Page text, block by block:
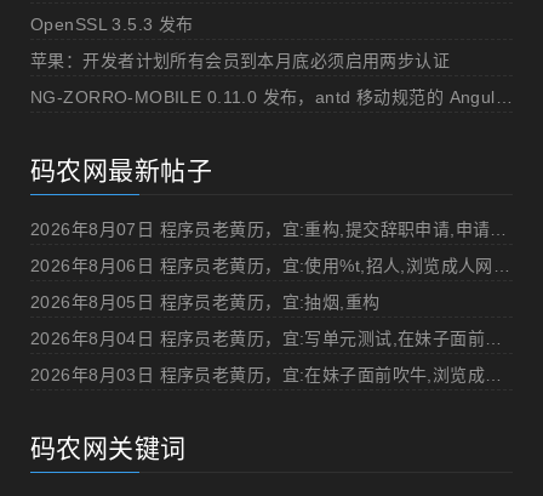
OpenSSL 3.5.3 发布
苹果：开发者计划所有会员到本月底必须启用两步认证
码农网最新帖子
2026年8月05日 程序员老黄历，宜:抽烟,重构
码农网关键词